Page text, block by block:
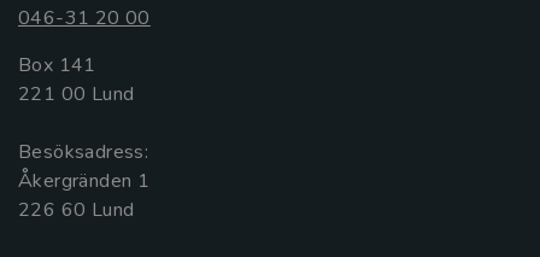
046-31 20 00
Box 141
221 00 Lund
Besöksadress:
Åkergränden 1